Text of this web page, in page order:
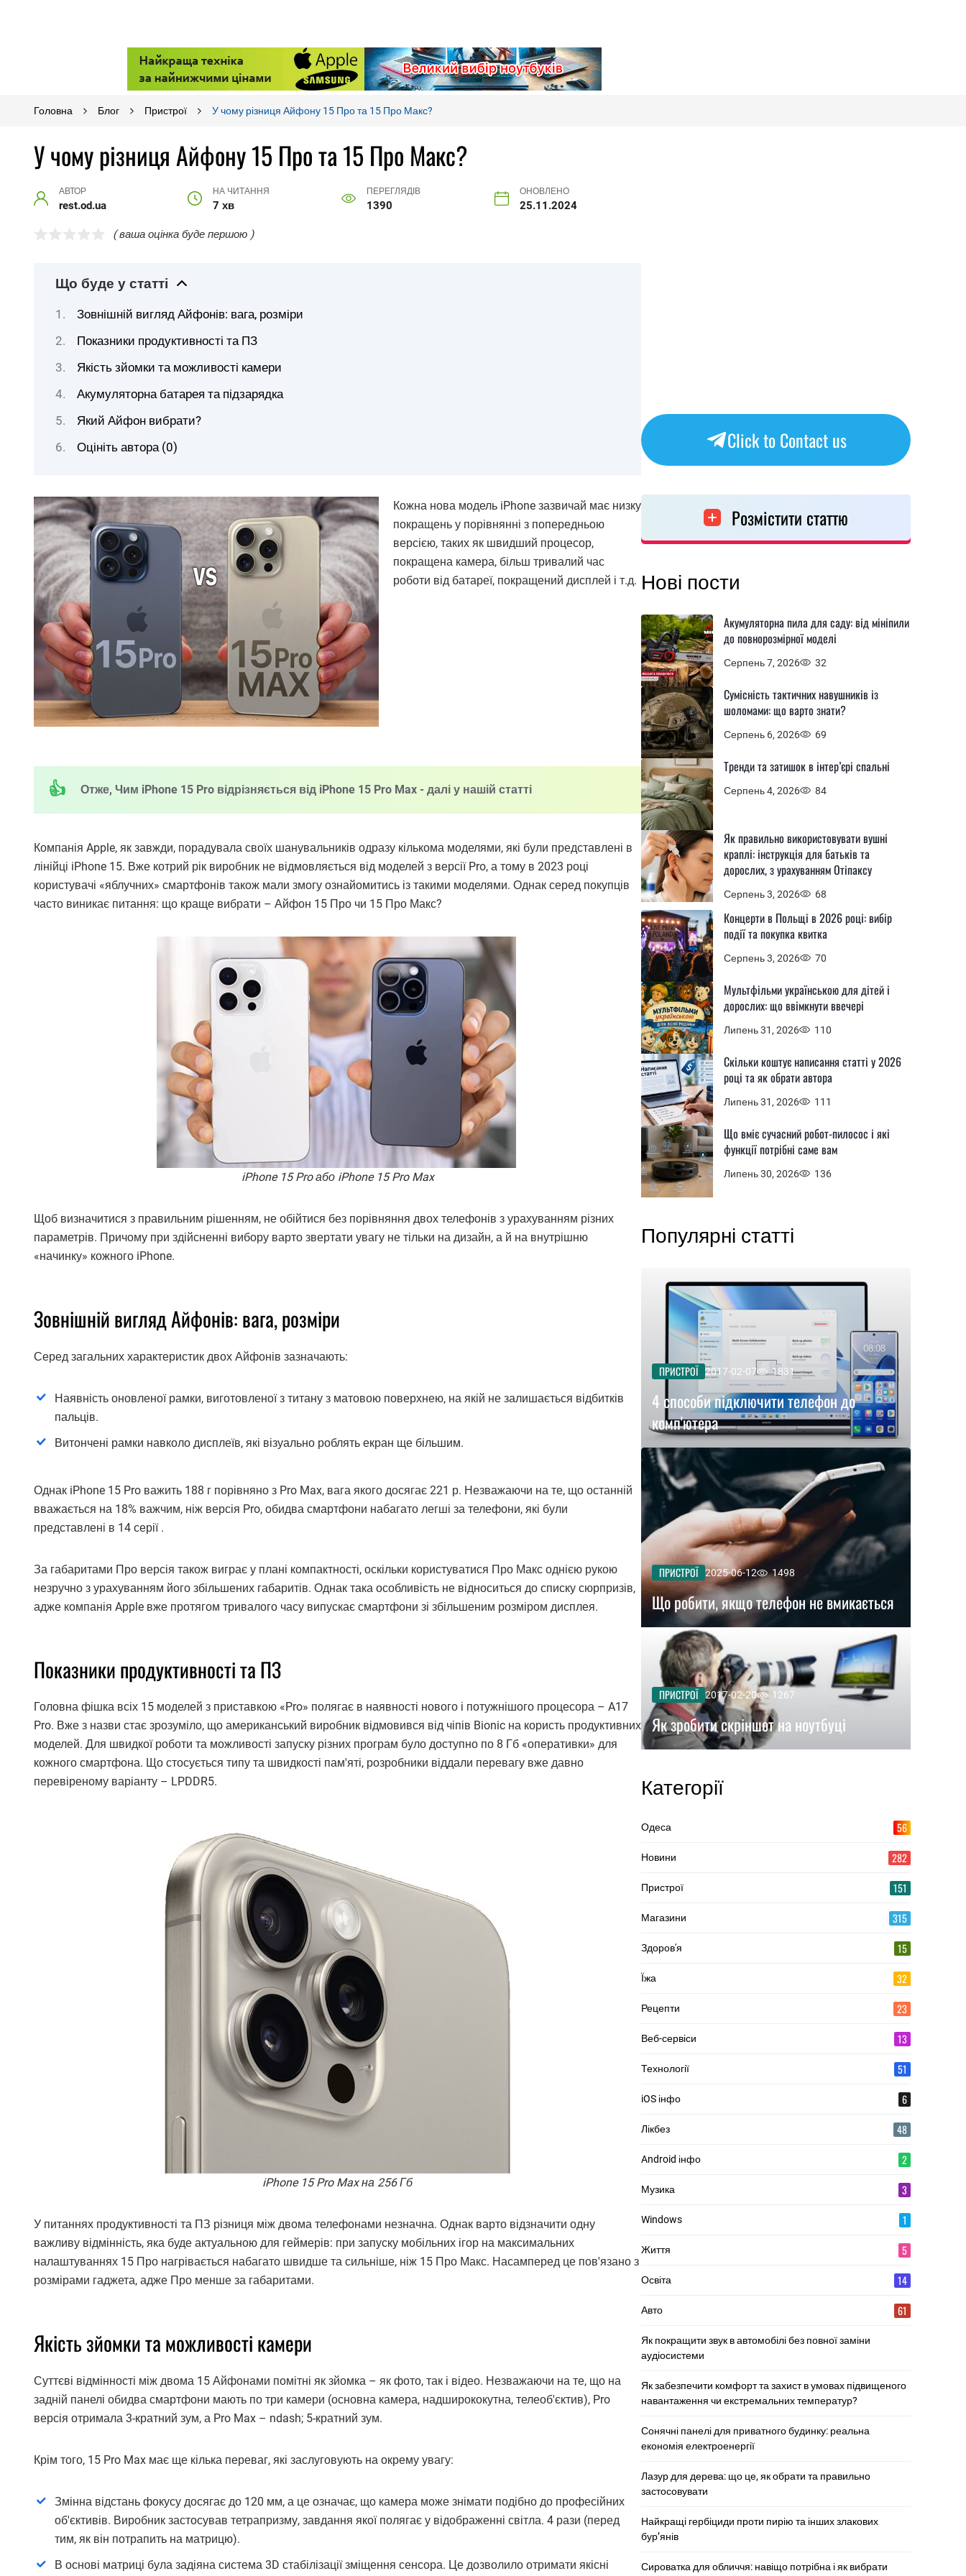
Головна Блог Пристрої У чому різниця Айфону 15 Про та 15 Про Макс?
У чому різниця Айфону 15 Про та 15 Про Макс?
АВТОР
rest.od.ua
НА ЧИТАННЯ
7 хв
ПЕРЕГЛЯДІВ
1390
ОНОВЛЕНО
25.11.2024
( ваша оцінка буде першою )
Що буде у статті
Зовнішній вигляд Айфонів: вага, розміри
Показники продуктивності та ПЗ
Якість зйомки та можливості камери
Акумуляторна батарея та підзарядка
Який Айфон вибрати?
Оцініть автора (0)
Кожна нова модель iPhone зазвичай має низку
покращень у порівнянні з попередньою
версією, таких як швидший процесор,
покращена камера, більш тривалий час
роботи від батареї, покращений дисплей і т.д.
Отже, Чим iPhone 15 Pro відрізняється від iPhone 15 Pro Max - далі у нашій статті
Компанія Apple, як завжди, порадувала своїх шанувальників одразу кількома моделями, які були представлені в
лінійці iPhone 15. Вже котрий рік виробник не відмовляється від моделей з версії Pro, а тому в 2023 році
користувачі «яблучних» смартфонів також мали змогу ознайомитись із такими моделями. Однак серед покупців
часто виникає питання: що краще вибрати – Айфон 15 Про чи 15 Про Макс?
iPhone 15 Pro або iPhone 15 Pro Max
Щоб визначитися з правильним рішенням, не обійтися без порівняння двох телефонів з урахуванням різних
параметрів. Причому при здійсненні вибору варто звертати увагу не тільки на дизайн, а й на внутрішню
«начинку» кожного iPhone.
Зовнішній вигляд Айфонів: вага, розміри
Серед загальних характеристик двох Айфонів зазначають:
Наявність оновленої рамки, виготовленої з титану з матовою поверхнею, на якій не залишається відбитків
пальців.
Витончені рамки навколо дисплеїв, які візуально роблять екран ще більшим.
Однак iPhone 15 Pro важить 188 г порівняно з Pro Max, вага якого досягає 221 р. Незважаючи на те, що останній
вважається на 18% важчим, ніж версія Pro, обидва смартфони набагато легші за телефони, які були
представлені в 14 серії .
За габаритами Про версія також виграє у плані компактності, оскільки користуватися Про Макс однією рукою
незручно з урахуванням його збільшених габаритів. Однак така особливість не відноситься до списку сюрпризів,
адже компанія Apple вже протягом тривалого часу випускає смартфони зі збільшеним розміром дисплея.
Показники продуктивності та ПЗ
Головна фішка всіх 15 моделей з приставкою «Pro» полягає в наявності нового і потужнішого процесора – A17
Pro. Вже з назви стає зрозуміло, що американський виробник відмовився від чіпів Bionic на користь продуктивних
моделей. Для швидкої роботи та можливості запуску різних програм було доступно по 8 Гб «оперативки» для
кожного смартфона. Що стосується типу та швидкості пам'яті, розробники віддали перевагу вже давно
перевіреному варіанту – LPDDR5.
iPhone 15 Pro Max на 256 Гб
У питаннях продуктивності та ПЗ різниця між двома телефонами незначна. Однак варто відзначити одну
важливу відмінність, яка буде актуальною для геймерів: при запуску мобільних ігор на максимальних
налаштуваннях 15 Про нагрівається набагато швидше та сильніше, ніж 15 Про Макс. Насамперед це пов'язано з
розмірами гаджета, адже Про менше за габаритами.
Якість зйомки та можливості камери
Суттєві відмінності між двома 15 Айфонами помітні як зйомка – як фото, так і відео. Незважаючи на те, що на
задній панелі обидва смартфони мають по три камери (основна камера, надширококутна, телеоб'єктив), Pro
версія отримала 3-кратний зум, а Pro Max – ndash; 5-кратний зум.
Крім того, 15 Pro Max має ще кілька переваг, які заслуговують на окрему увагу:
Змінна відстань фокусу досягає до 120 мм, а це означає, що камера може знімати подібно до професійних
об'єктивів. Виробник застосував тетрапризму, завдання якої полягає у відображенні світла. 4 рази (перед
тим, як він потрапить на матрицю).
В основі матриці була задіяна система 3D стабілізації зміщення сенсора. Це дозволило отримати якісні
Click to Contact us
Розмістити статтю
Нові пости
Серпень 7, 2026 32
Акумуляторна пила для саду: від мініпили
до повнорозмірної моделі
Серпень 6, 2026 69
Сумісність тактичних навушників із
шоломами: що варто знати?
Серпень 4, 2026 84
Тренди та затишок в інтер’єрі спальні
Серпень 3, 2026 68
Як правильно використовувати вушні
краплі: інструкція для батьків та
дорослих, з урахуванням Отіпаксу
Серпень 3, 2026 70
Концерти в Польщі в 2026 році: вибір
події та покупка квитка
Липень 31, 2026 110
Мультфільми українською для дітей і
дорослих: що ввімкнути ввечері
Липень 31, 2026 111
Скільки коштує написання статті у 2026
році та як обрати автора
Липень 30, 2026 136
Що вміє сучасний робот-пилосос і які
функції потрібні саме вам
Популярні статті
ПРИСТРОЇ 2017-02-07 1831
4 способи підключити телефон до
комп'ютера
ПРИСТРОЇ 2025-06-12 1498
Що робити, якщо телефон не вмикається
ПРИСТРОЇ 2017-02-20 1267
Як зробити скріншот на ноутбуці
Категорії
Одеса 56
Новини 282
Пристрої 151
Магазини 315
Здоров'я 15
Їжа 32
Рецепти 23
Веб-сервіси 13
Технології 51
iOS інфо 6
Лікбез 48
Android інфо 2
Музика 3
Windows 1
Життя 5
Освіта 14
Авто 61
Як покращити звук в автомобілі без повної заміни
аудіосистеми
Як забезпечити комфорт та захист в умовах підвищеного
навантаження чи екстремальних температур?
Сонячні панелі для приватного будинку: реальна
економія електроенергії
Лазур для дерева: що це, як обрати та правильно
застосовувати
Найкращі гербіциди проти пирію та інших злакових
бур’янів
Сироватка для обличчя: навіщо потрібна і як вибрати